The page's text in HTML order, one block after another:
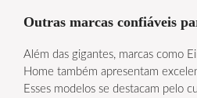
Outras marcas confiáveis
Além das gigantes, marcas como
Home também apresentam
Esses modelos se destacam pelo